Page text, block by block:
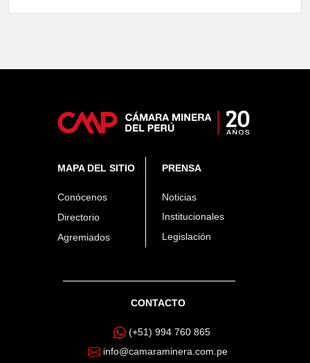
MAPA DEL SITIO
Conócenos
Directorio
Agremiados
PRENSA
Noticias
Institucionales
Legislación
CONTACTO
(+51) 994 760 865
info@camaraminera.com.pe